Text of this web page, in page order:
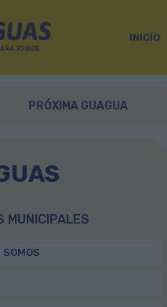
INICIO
PRÓXIMA GUAGUA
MUNICIPALES
SOMOS